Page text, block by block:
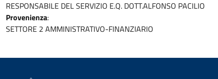
RESPONSABILE DEL SERVIZIO E.Q. DOTT.ALFONSO PACILIO
Provenienza:
SETTORE 2 AMMINISTRATIVO-FINANZIARIO